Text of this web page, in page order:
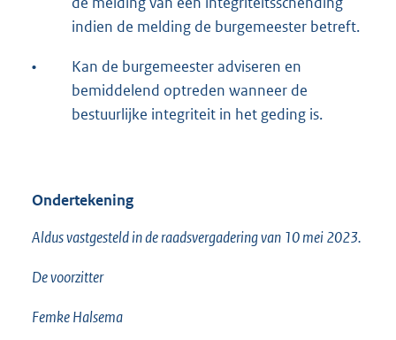
indien de melding de burgemeester betreft.
•
Kan de burgemeester adviseren en
bemiddelend optreden wanneer de
bestuurlijke integriteit in het geding is.
Ondertekening
Aldus vastgesteld in de raadsvergadering van 10 mei 2023.
De voorzitter
Femke Halsema